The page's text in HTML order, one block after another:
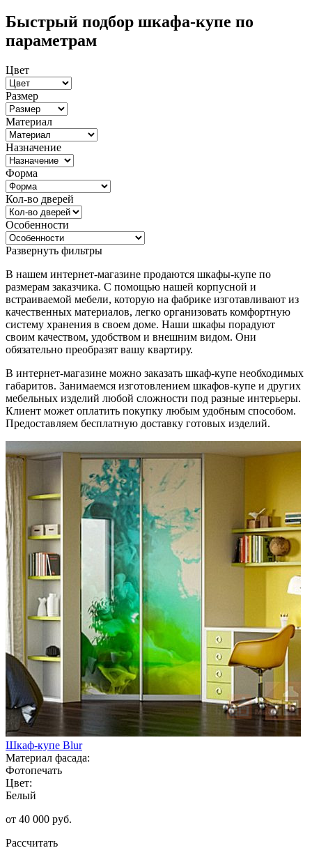
Быстрый подбор шкафа-купе по
параметрам
Цвет
Размер
Материал
Назначение
Форма
Кол-во дверей
Особенности
Развернуть фильтры
В нашем интернет-магазине продаются шкафы-купе по
размерам заказчика. С помощью нашей корпусной и
встраиваемой мебели, которую на фабрике изготавливают из
качественных материалов, легко организовать комфортную
систему хранения в своем доме. Наши шкафы порадуют
своим качеством, удобством и внешним видом. Они
обязательно преобразят вашу квартиру.
В интернет-магазине можно заказать шкаф-купе необходимых
габаритов. Занимаемся изготовлением шкафов-купе и других
мебельных изделий любой сложности под разные интерьеры.
Клиент может оплатить покупку любым удобным способом.
Предоставляем бесплатную доставку готовых изделий.
Шкаф-купе Blur
Материал фасада:
Фотопечать
Цвет:
Белый
от 40 000 руб.
Рассчитать